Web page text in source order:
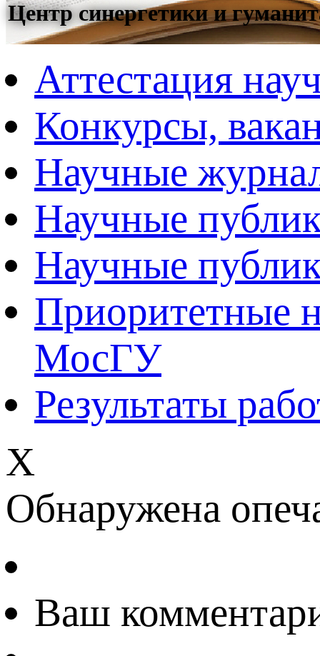
Центр синергетики и
Аттестация
Конкурсы,
Научные
Научные
Научные
Приоритетные
МосГУ
Результаты
Х
Обнаружена
Ваш